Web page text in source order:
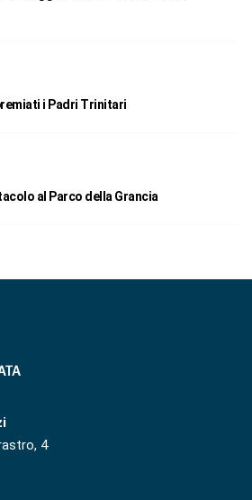
i Padri Trinitari
al Parco della Grancia
4